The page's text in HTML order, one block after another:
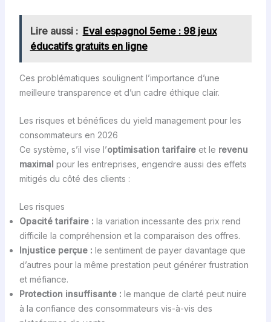
Lire aussi : Eval espagnol 5eme : 98 jeux
éducatifs gratuits en ligne
Ces problématiques soulignent l’importance d’une
meilleure transparence et d’un cadre éthique clair.
Les risques et bénéfices du yield management pour les
consommateurs en 2026
Ce système, s’il vise l’optimisation tarifaireet le revenu
maximal pour les entreprises, engendre aussi des effets
mitigés du côté des clients :
Les risques
Opacité tarifaire : la variation incessante des prix rend
difficile la compréhension et la comparaison des offres.
Injustice perçue : le sentiment de payer davantage que
d’autres pour la même prestation peut générer frustration
et méfiance.
Protection insuffisante : le manque de clarté peut nuire
à la confiance des consommateurs vis-à-vis des